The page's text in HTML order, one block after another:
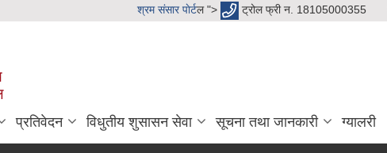
श्रम संसार पाेर्टल "> ट्रोल फ्री न. 18105000355
प्रतिवेदन विधुतीय शुसासन सेवा सूचना तथा जानकारी ग्यालरी